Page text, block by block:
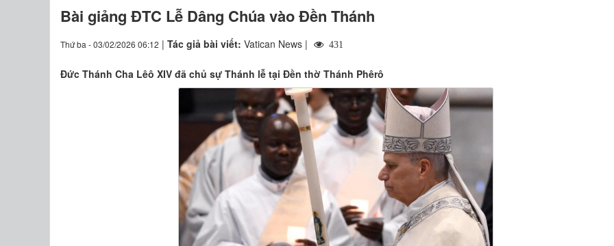
Bài giảng ĐTC Lễ Dâng Chúa vào Đền Thánh
Thứ ba - 03/02/2026 06:12 | Tác giả bài viết: Vatican News | 431
Đức Thánh Cha Lêô XIV đã chủ sự Thánh lễ tại Đền thờ Thánh Phêrô